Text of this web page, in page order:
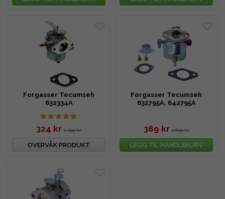
Forgasser Tecumseh
632334A
324 kr 1 299 kr
OVERVÅK PRODUKT
Forgasser Tecumseh
632795A, 642795A
389 kr 1 039 kr
LEGG TIL HANDLEKURV